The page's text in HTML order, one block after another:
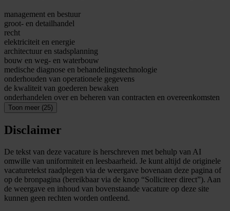
management en bestuur
groot- en detailhandel
recht
elektriciteit en energie
architectuur en stadsplanning
bouw en weg- en waterbouw
medische diagnose en behandelingstechnologie
onderhouden van operationele gegevens
de kwaliteit van goederen bewaken
onderhandelen over en beheren van contracten en overeenkomsten
Toon meer (25)
Disclaimer
De tekst van deze vacature is herschreven met behulp van AI
omwille van uniformiteit en leesbaarheid. Je kunt altijd de originele
vacaturetekst raadplegen via de weergave bovenaan deze pagina of
op de bronpagina (bereikbaar via de knop “Solliciteer direct”). Aan
de weergave en inhoud van bovenstaande vacature op deze site
kunnen geen rechten worden ontleend.